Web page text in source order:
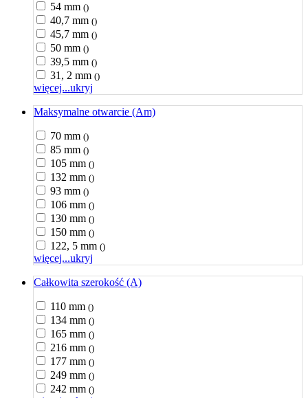
54 mm ()
40,7 mm ()
45,7 mm ()
50 mm ()
39,5 mm ()
31, 2 mm ()
więcej...ukryj
Maksymalne otwarcie (Am)
70 mm ()
85 mm ()
105 mm ()
132 mm ()
93 mm ()
106 mm ()
130 mm ()
150 mm ()
122, 5 mm ()
więcej...ukryj
Całkowita szerokość (A)
110 mm ()
134 mm ()
165 mm ()
216 mm ()
177 mm ()
249 mm ()
242 mm ()